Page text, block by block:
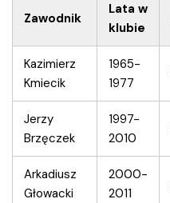
Zawodnik
Lata w
klubie
Kazimierz
Kmiecik
1965-
1977
Jerzy
Brzęczek
1997-
2010
Arkadiusz
Głowacki
2000-
2011